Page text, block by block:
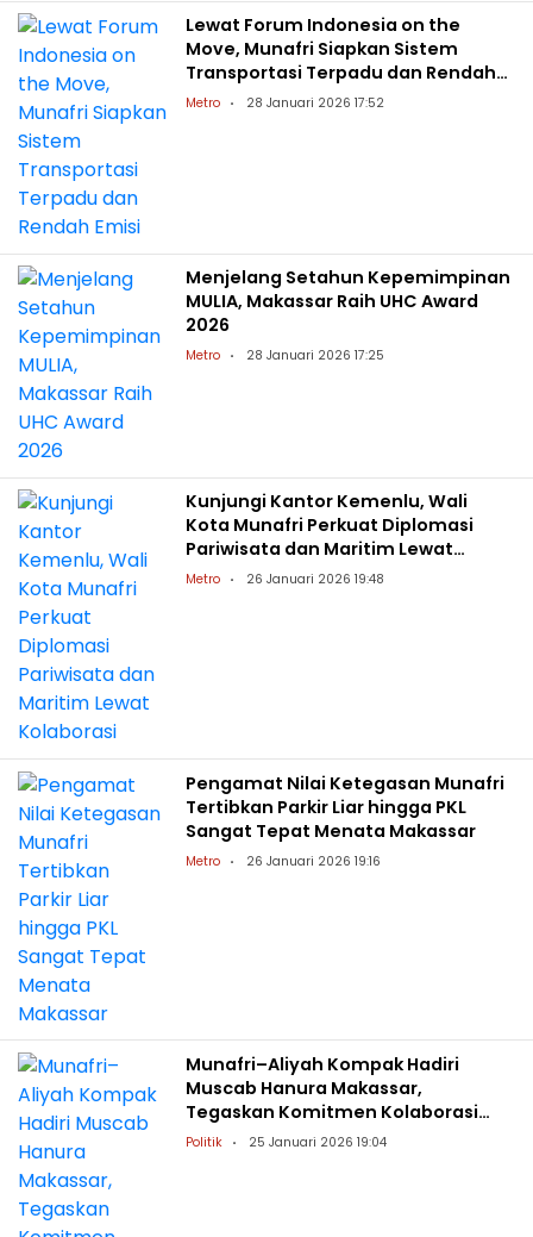
Lewat Forum Indonesia on the
Move, Munafri Siapkan Sistem
Transportasi Terpadu dan Rendah
Emisi
Metro 28 Januari 2026 17:52
Menjelang Setahun Kepemimpinan
MULIA, Makassar Raih UHC Award
2026
Metro 28 Januari 2026 17:25
Kunjungi Kantor Kemenlu, Wali
Kota Munafri Perkuat Diplomasi
Pariwisata dan Maritim Lewat
Kolaborasi
Metro 26 Januari 2026 19:48
Pengamat Nilai Ketegasan Munafri
Tertibkan Parkir Liar hingga PKL
Sangat Tepat Menata Makassar
Metro 26 Januari 2026 19:16
Munafri–Aliyah Kompak Hadiri
Muscab Hanura Makassar,
Tegaskan Komitmen Kolaborasi
Lintas Partai
Politik 25 Januari 2026 19:04